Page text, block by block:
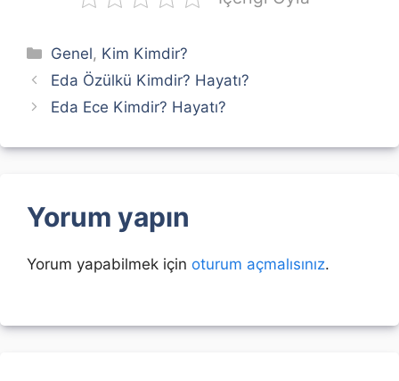
Kategoriler
Genel, Kim Kimdir?
Eda Özülkü Kimdir? Hayatı?
Eda Ece Kimdir? Hayatı?
Yorum yapın
Yorum yapabilmek için oturum açmalısınız.